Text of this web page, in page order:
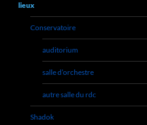
lieux
Conservatoire
auditorium
salle d’orchestre
autre salle du rdc
Shadok